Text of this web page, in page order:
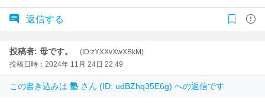
返信する
投稿者: 母です。
(ID:zYXXvXwXBkM)
投稿日時：2024年 11月 24日 22:49
この書き込みは 塾 さん (ID: udBZhq35E6g) への返信です